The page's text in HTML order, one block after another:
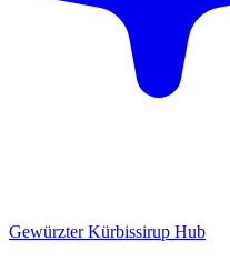
Gewürzter Kürbissirup Hub